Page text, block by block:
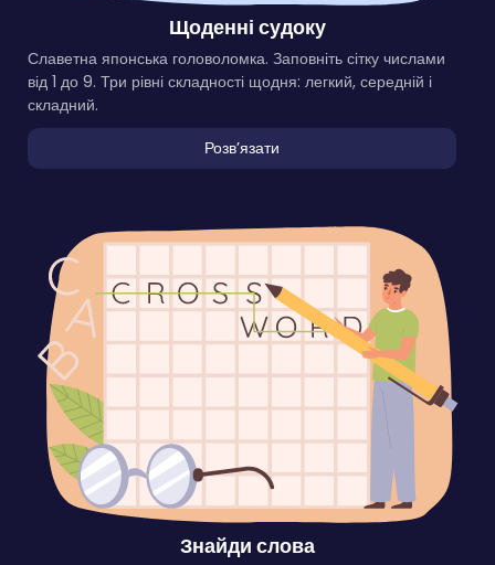
Щоденні судоку
Славетна японська головоломка. Заповніть сітку числами
від 1 до 9. Три рівні складності щодня: легкий, середній і
складний.
Розвʼязати
Знайди слова